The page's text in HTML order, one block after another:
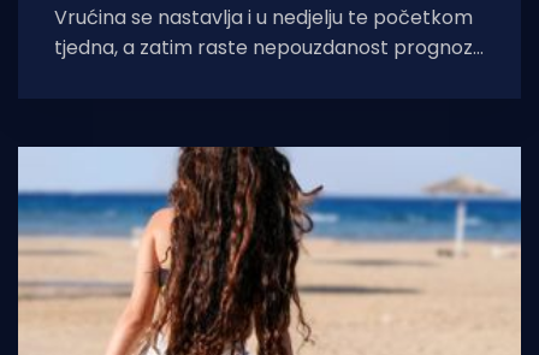
Vrućina se nastavlja i u nedjelju te početkom
tjedna, a zatim raste nepouzdanost prognoze